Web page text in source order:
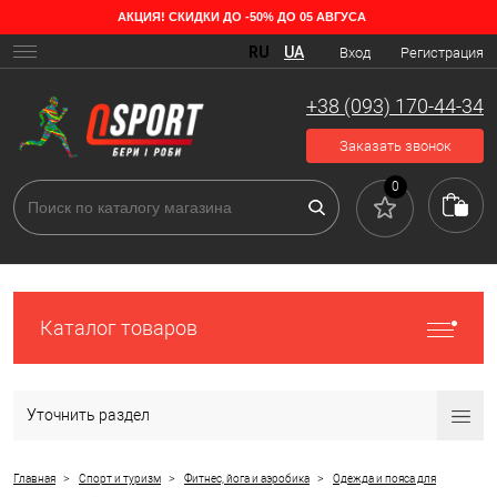
Особенности спортивных топов для девушек
Активные занятия спортом меняют тело. Чаще всего увеличивается
груди также присутствует жировая ткань, девушкам необходимо во
время тренировок использовать спортивный топ, благодаря
которому не растягивается кожа и грудь не теряет эстетический
вид.
АКЦИЯ! СКИДКИ ДО -50% ДО 05 АВГУСА
Вход Регистрация
RU UA
+38 (093) 170-44-34
Заказать звонок
0
Каталог товаров
Уточнить раздел
Главная > Спорт и туризм > Фитнес, йога и аэробика >
Одежда и пояса для